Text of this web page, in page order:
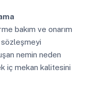
bakım ve onarım
nemin neden
iç mekan kalitesini